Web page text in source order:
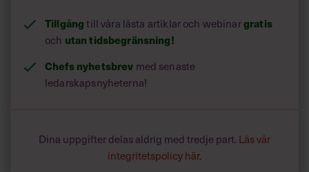
Tillgångtill våra låsta artiklar och webinargratis
och utan tidsbegränsning!
Chefs nyhetsbrev med senaste
ledarskapsnyheterna!
Dina uppgifter delas aldrig med tredje part. Läs vår
integritetspolicy här.